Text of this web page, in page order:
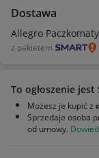
Dostawa
Allegro
z pakietem
To ogłoszenie jest
Możesz je kupić z
Sprzedaje osoba
od umowy.